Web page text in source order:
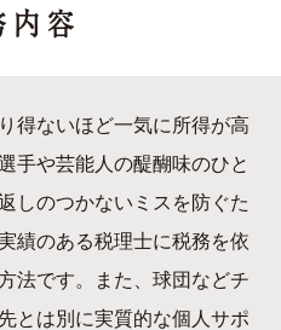
内容
得ないほど一気に所得が高
手や芸能人の醍醐味のひと
しのつかないミスを防ぐた
績のある税理士に税務を依
法です。また、球団などチ
とは別に実質的な個人サポ